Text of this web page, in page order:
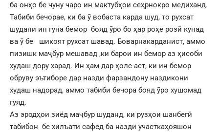
ба онҳо бе чуну чаро ин мактубҳои сеҳрнокро медиханд.
Табиби бечорае, ки ба ӯ вобаста карда шуд, то рухсат
шудани ин гуна бемор бояд ӯро бо ҳар роҳе розӣ кунад
ва ӯ бе шикоят рухсат шавад. Боварнакарданист, аммо
пизишк маҷбур мешавад ,ки барои ин бемор аз ҳисоби
худаш дору харад. Ин ҳам дар ҳоле аст, ки ин бемор
обруву эътиборе дар назди фарзандону наздикони
худаш надорад, аммо табиби бечора бояд ӯро хушомад
гуяд.
Аз эродҳои зиёд маҷбур шуданд, ки рузҳои шанбегӣ
табибон бе хилъати сафед ба назди участкаҳояшон